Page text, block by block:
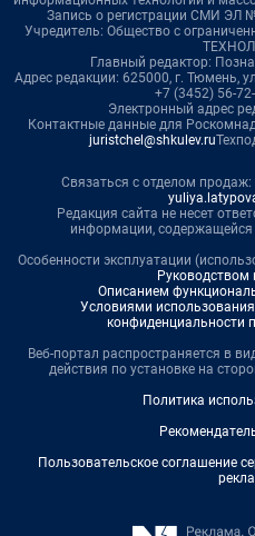
Запись о регистрации СМИ ЭЛ
Учредитель: Общество с
Главный редактор:
Адрес редакции: 625000, г. Тюмень,
+7 (3452) 56-
Электронный адрес
Контактные данные для
juristchel@shkulev.ru
Связаться с отделом
Редакция сайта не несет
информации,
Особенности эксплуатации
Руководством
Описанием
Условиями
конфиденциальности
Веб-портал распространяется в
действия по установке на
Политика
Пользовательское соглашение